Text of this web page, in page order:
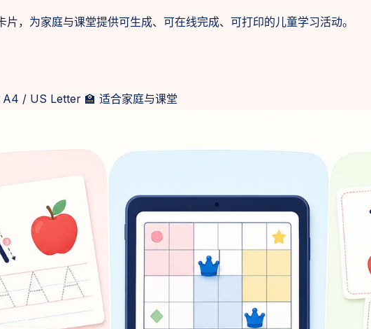
，为家庭与课堂提供可生成、可在线完成、可打印的儿童学习活动。
A4 / US Letter 🏫 适合家庭与课堂